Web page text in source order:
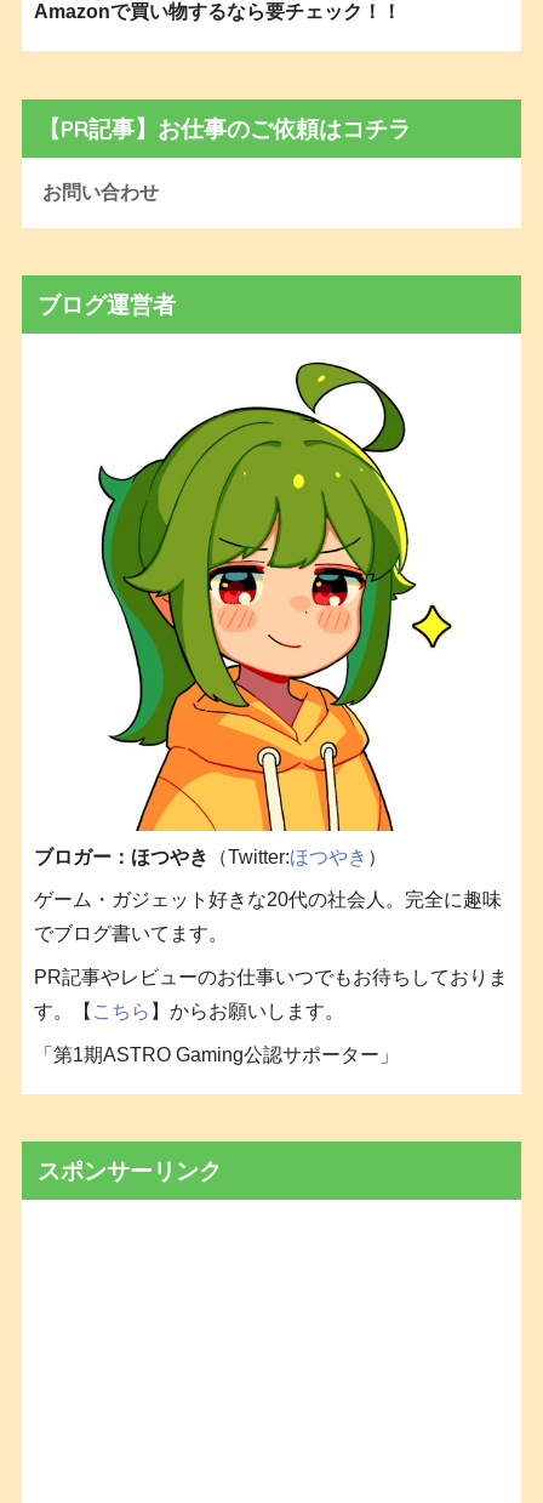
Amazonで買い物するなら要チェック！！
【PR記事】お仕事のご依頼はコチラ
お問い合わせ
ブログ運営者
ブロガー：ほつやき （Twitter:ほつやき ）
ゲーム・ガジェット好きな20代の社会人。完全に趣味
でブログ書いてます。
PR記事やレビューのお仕事いつでもお待ちしておりま
す。【 こちら 】からお願いします。
「第1期ASTRO Gaming公認サポーター」
スポンサーリンク